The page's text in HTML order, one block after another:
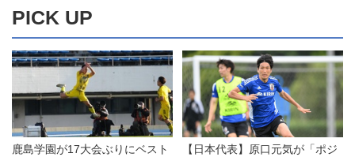
PICK UP
鹿島学園が17大会ぶりにベスト
【日本代表】原口元気が「ポジ